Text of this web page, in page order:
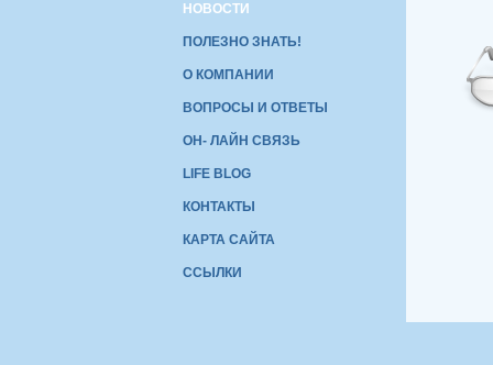
НОВОСТИ
ПОЛЕЗНО ЗНАТЬ!
О КОМПАНИИ
ВОПРОСЫ И ОТВЕТЫ
ОН- ЛАЙН СВЯЗЬ
LIFE BLOG
КОНТАКТЫ
КАРТА САЙТА
ССЫЛКИ